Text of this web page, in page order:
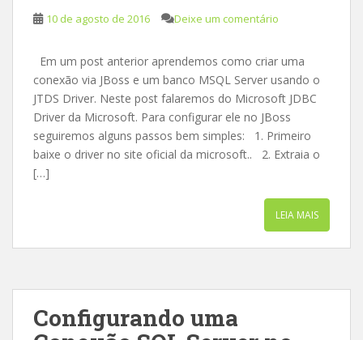
10 de agosto de 2016 Deixe um comentário
Em um post anterior aprendemos como criar uma
conexão via JBoss e um banco MSQL Server usando o
JTDS Driver. Neste post falaremos do Microsoft JDBC
Driver da Microsoft. Para configurar ele no JBoss
seguiremos alguns passos bem simples: 1. Primeiro
baixe o driver no site oficial da microsoft.. 2. Extraia o
[…]
LEIA MAIS
Configurando uma